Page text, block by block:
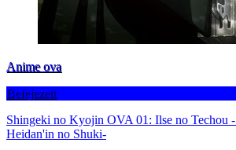
Anime ova
Befejezett
Shingeki no Kyojin OVA 01: Ilse no Techou
Heidan'in no Shuki-